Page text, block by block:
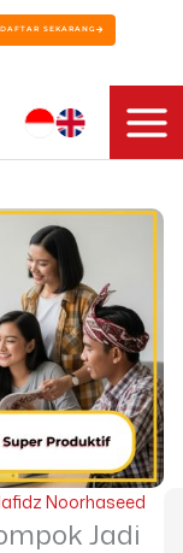
DAFTAR SEKARANG
Noorhaseed
Jadi